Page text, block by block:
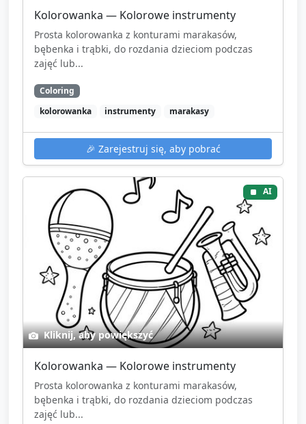
Kolorowanka — Kolorowe instrumenty
Prosta kolorowanka z konturami marakasów,
bębenka i trąbki, do rozdania dzieciom podczas
zajęć lub...
Coloring
kolorowanka
instrumenty marakasy
🎉 Zarejestruj się, aby pobrać
AI
Kliknij, aby powiększyć
Kolorowanka — Kolorowe instrumenty
Prosta kolorowanka z konturami marakasów,
bębenka i trąbki, do rozdania dzieciom podczas
zajęć lub...